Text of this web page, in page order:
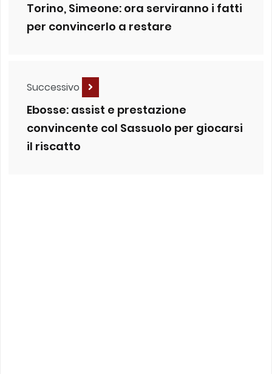
Torino, Simeone: ora serviranno i fatti
per convincerlo a restare
Successivo
Ebosse: assist e prestazione
convincente col Sassuolo per giocarsi
il riscatto